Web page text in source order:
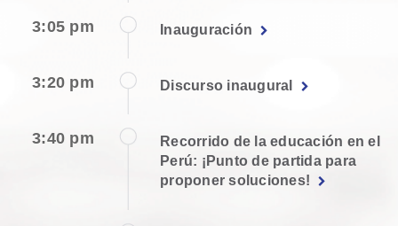
3:05 pm Inauguración
3:20 pm Discurso inaugural
3:40 pm
Recorrido de la educación en el
Perú: ¡Punto de partida para
proponer soluciones!